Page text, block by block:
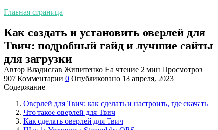
Главная страница
Как создать и установить оверлей для
Твич: подробный гайд и лучшие сайты
для загрузки
Автор Владислав Жипитенко На чтение 2 мин Просмотров
907 Комментарии 0 Опубликовано 18 апреля, 2023
Содержание
Оверлей для Твич: как сделать и настроить, где скачать
Что такое оверлей для Твич
Как сделать оверлей для Твич